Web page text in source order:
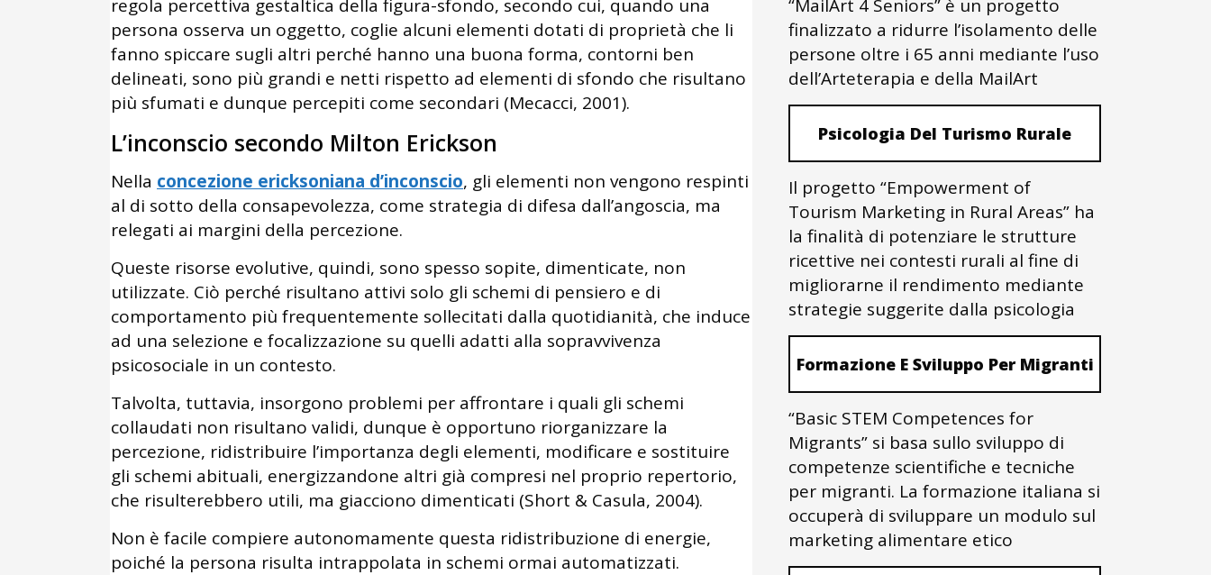
regola percettiva gestaltica della figura-sfondo, secondo cui, quando una
persona osserva un oggetto, coglie alcuni elementi dotati di proprietà che li
fanno spiccare sugli altri perché hanno una buona forma, contorni ben
delineati, sono più grandi e netti rispetto ad elementi di sfondo che risultano
più sfumati e dunque percepiti come secondari (Mecacci, 2001).
L’inconscio secondo Milton Erickson
Nella concezione ericksoniana d’inconscio, gli elementi non vengono respinti
al di sotto della consapevolezza, come strategia di difesa dall’angoscia, ma
relegati ai margini della percezione.
Queste risorse evolutive, quindi, sono spesso sopite, dimenticate, non
utilizzate. Ciò perché risultano attivi solo gli schemi di pensiero e di
comportamento più frequentemente sollecitati dalla quotidianità, che induce
ad una selezione e focalizzazione su quelli adatti alla sopravvivenza
psicosociale in un contesto.
Talvolta, tuttavia, insorgono problemi per affrontare i quali gli schemi
collaudati non risultano validi, dunque è opportuno riorganizzare la
percezione, ridistribuire l’importanza degli elementi, modificare e sostituire
gli schemi abituali, energizzandone altri già compresi nel proprio repertorio,
che risulterebbero utili, ma giacciono dimenticati (Short & Casula, 2004).
Non è facile compiere autonomamente questa ridistribuzione di energie,
poiché la persona risulta intrappolata in schemi ormai automatizzati.
“MailArt 4 Seniors” è un progetto
finalizzato a ridurre l’isolamento delle
persone oltre i 65 anni mediante l’uso
dell’Arteterapia e della MailArt
Psicologia Del Turismo Rurale
Il progetto “Empowerment of
Tourism Marketing in Rural Areas” ha
la finalità di potenziare le strutture
ricettive nei contesti rurali al fine di
migliorarne il rendimento mediante
strategie suggerite dalla psicologia
Formazione E Sviluppo Per Migranti
“Basic STEM Competences for
Migrants” si basa sullo sviluppo di
competenze scientifiche e tecniche
per migranti. La formazione italiana si
occuperà di sviluppare un modulo sul
marketing alimentare etico